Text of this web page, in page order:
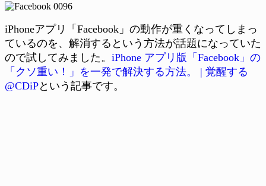
iPhoneアプリ「Facebook」の動作が重くなってしまっ
ているのを、解消するという方法が話題になっていた
ので試してみました。 iPhone アプリ版「Facebook」の
「クソ重い！」を一発で解決する方法。 | 覚醒する
@CDiPという記事です。